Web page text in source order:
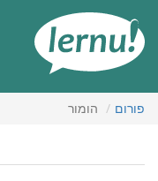
העניינים
פורום הומור